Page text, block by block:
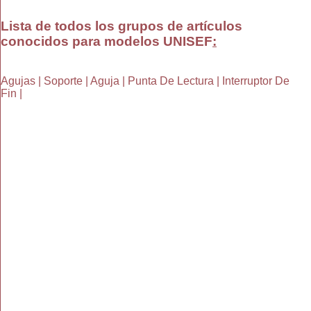
Lista de todos los grupos de artículos
conocidos para modelos UNISEF:
Agujas | Soporte | Aguja | Punta De Lectura | Interruptor De
Fin |